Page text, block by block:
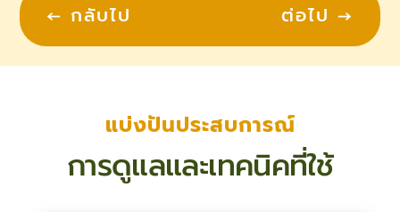
← กลับไป ต่อไป →
แบ่งปันประสบการณ์
การดูแลและเทคนิคที่ใช้